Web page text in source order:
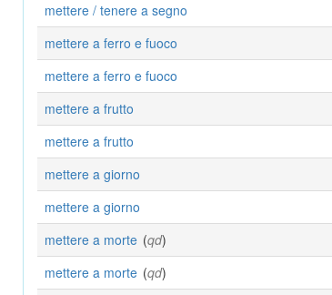
mettere / tenere a segno
mettere a ferro e fuoco
mettere a ferro e fuoco
mettere a frutto
mettere a frutto
mettere a giorno
mettere a giorno
mettere a morte (qd)
mettere a morte (qd)